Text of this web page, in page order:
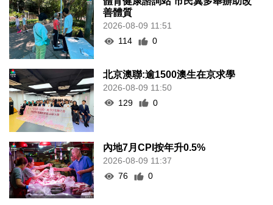
善體質
2026-08-09 11:51
114
0
北京澳聯:逾1500澳生在京求學
2026-08-09 11:50
129
0
內地7月CPI按年升0.5%
2026-08-09 11:37
76
0